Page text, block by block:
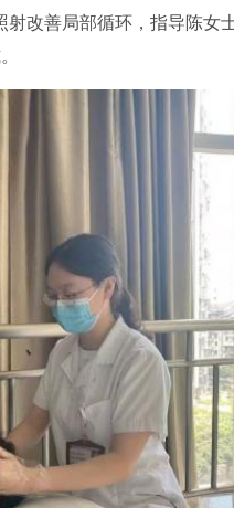
射改善局部循环，指导陈女